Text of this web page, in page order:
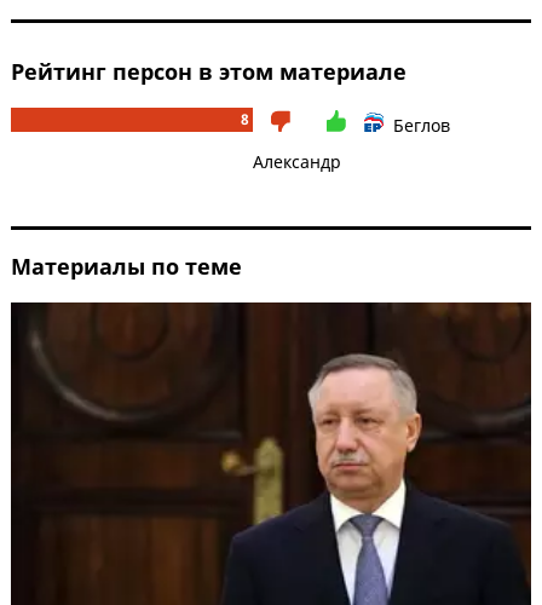
Рейтинг персон в этом материале
8
Беглов
Александр
Материалы по теме